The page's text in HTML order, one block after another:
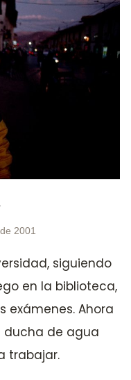
2001
siguiendo
en la biblioteca,
exámenes. Ahora
ducha de agua
trabajar.